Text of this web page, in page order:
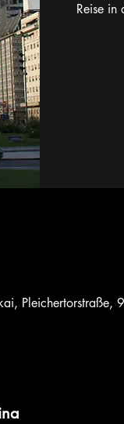
Reise in
Pleichertorstraße,